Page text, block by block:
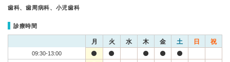
歯科、歯周病科、小児歯科
診療時間
月 火 水 木 金 土 日 祝
09:30-13:00